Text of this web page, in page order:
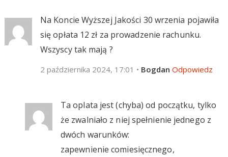
Na Koncie Wyższej Jakości 30 wrzenia pojawiła
się opłata 12 zł za prowadzenie rachunku.
Wszyscy tak mają ?
2 października 2024, 17:01 • Bogdan Odpowiedz
Ta oplata jest (chyba) od początku, tylko
że zwalniało z niej spełnienie jednego z
dwóch warunków:
zapewnienie comiesięcznego,